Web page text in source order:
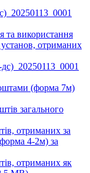
та використання
отриманих
(форма 7м)
загального
отриманих за
4-2м) за
отриманих як